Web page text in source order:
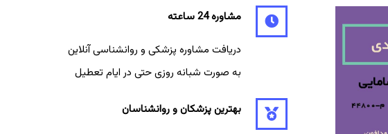
مشاوره 24 ساعته
دریافت مشاوره پزشکی و روانشناسی آنلاین
به صورت شبانه روزی حتی در ایام تعطیل
بهترین پزشکان و روانشناسان